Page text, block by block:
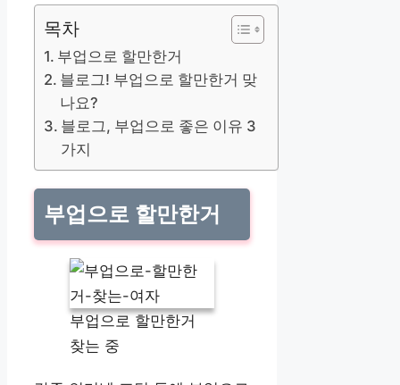
목차
부업으로 할만한거
블로그! 부업으로 할만한거 맞
나요?
블로그, 부업으로 좋은 이유 3
가지
부업으로 할만한거
부업으로 할만한거
찾는 중